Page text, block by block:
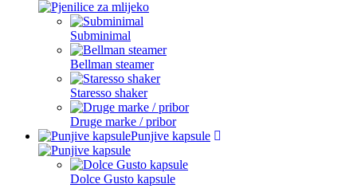
Subminimal
Bellman steamer
Staresso shaker
Druge marke / pribor
Punjive kapsule
Dolce Gusto kapsule